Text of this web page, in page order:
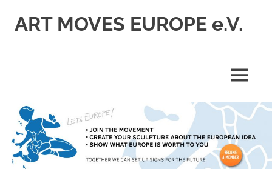
InhaltART MOVES EUROPE e.V.
MENÜ